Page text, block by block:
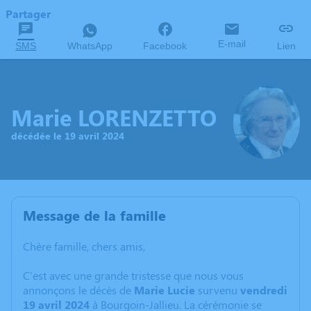
Partager
SMS WhatsApp Facebook E-mail Lien
Marie LORENZETTO
décédée le 19 avril 2024
Message de la famille
Chère famille, chers amis,
C'est avec une grande tristesse que nous vous
annonçons le décès de Marie Lucie survenu vendredi
19 avril 2024 à Bourgoin-Jallieu. La cérémonie se